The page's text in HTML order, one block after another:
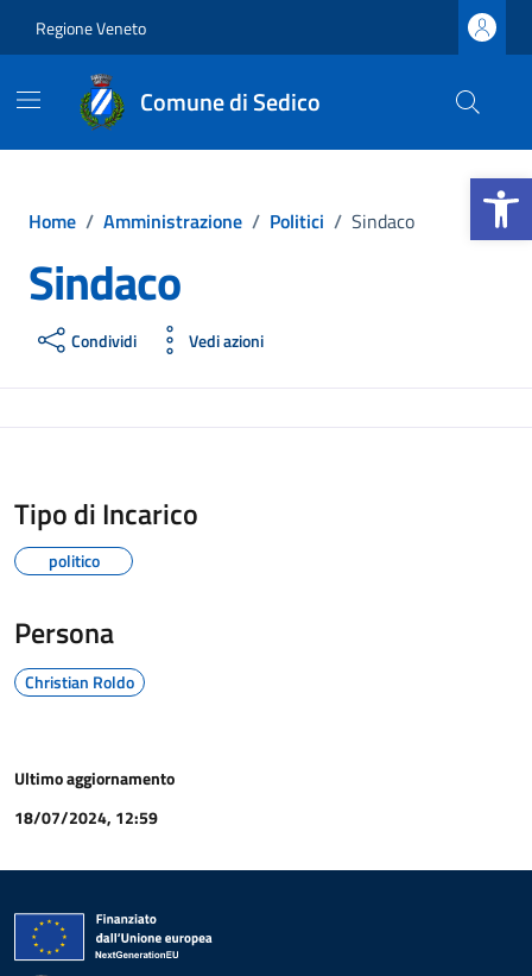
Apri la
Regione Veneto
Comune di Sedico
Home / Amministrazione / Politici / Sindaco
Sindaco
Condividi Vedi azioni
Tipo di Incarico
politico
Persona
Christian Roldo
Ultimo aggiornamento
18/07/2024, 12:59